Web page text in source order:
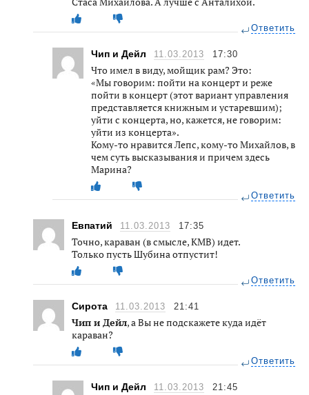
Ответить
Чип и Дейл 11.03.2013 17:30
Что имел в виду, мойщик рам? Это:
«Мы говорим: пойти на концерт и реже
пойти в концерт (этот вариант управления
представляется книжным и устаревшим);
уйти с концерта, но, кажется, не говорим:
уйти из концерта».
Кому-то нравится Лепс, кому-то Михайлов, в
чем суть высказывания и причем здесь
Марина?
Ответить
Евпатий 11.03.2013 17:35
Точно, караван (в смысле, КМВ) идет.
Только пусть Шубина отпустит!
Ответить
Сирота 11.03.2013 21:41
Чип и Дейл, а Вы не подскажете куда идёт
караван?
Ответить
Чип и Дейл 11.03.2013 21:45